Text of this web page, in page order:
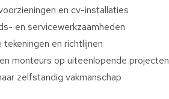
en cv-installaties
en servicewerkzaamheden
en richtlijnen
monteurs op uiteenlopende projecten
zelfstandig vakmanschap